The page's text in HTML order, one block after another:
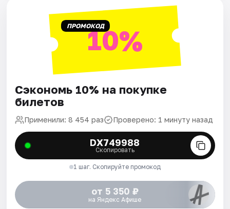
ПРОМОКОД10%
Сэкономь 10% на покупке
билетов
Применили: 8 454 раз Проверено: 1 минуту назад
DX749988
Скопировать
1 шаг. Скопируйте промокод
от 5 350 ₽
на Яндекс Афише